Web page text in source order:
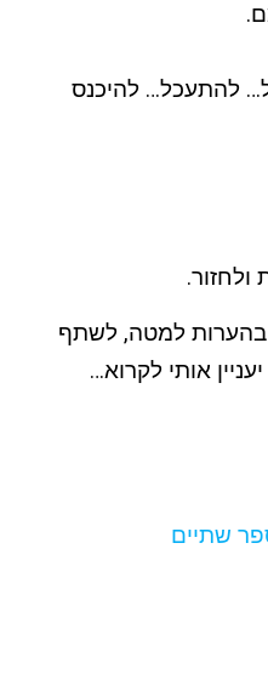
להתעכל… להיכנס
למטה, לשתף
אותי לקרוא…
שתיים